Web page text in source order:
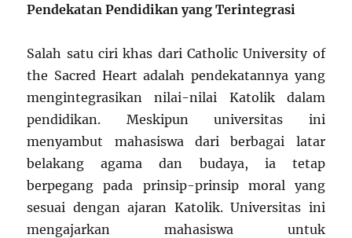
Pendekatan Pendidikan yang Terintegrasi
Salah satu ciri khas dari Catholic University of
the Sacred Heart adalah pendekatannya yang
mengintegrasikan nilai-nilai Katolik dalam
pendidikan. Meskipun universitas ini
menyambut mahasiswa dari berbagai latar
belakang agama dan budaya, ia tetap
berpegang pada prinsip-prinsip moral yang
sesuai dengan ajaran Katolik. Universitas ini
mengajarkan mahasiswa untuk